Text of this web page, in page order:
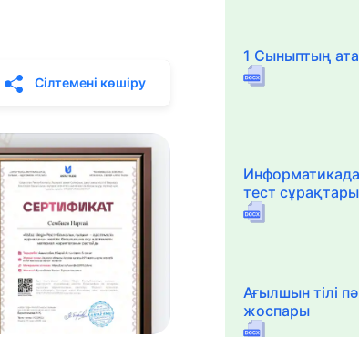
Сілтемені көшіру
1 Сыныптың
тест сұрақтары
Ағылшын тілі
жоспары